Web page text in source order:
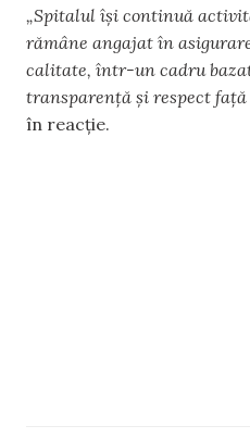
„Spitalul își continuă
rămâne angajat în
calitate, într-un cadru
transparență și respect față
în reacție.